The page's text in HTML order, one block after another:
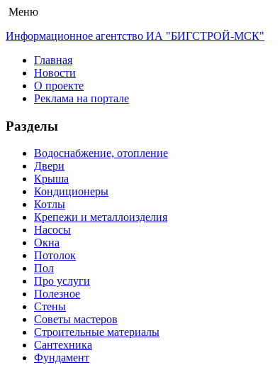
Меню
Информационное агентство ИА "БИГСТРОЙ-МСК"
Главная
Новости
О проекте
Реклама на портале
Разделы
Водоснабжение, отопление
Двери
Крыша
Кондиционеры
Котлы
Крепежи и металлоизделия
Насосы
Окна
Потолок
Пол
Про услуги
Полезное
Стены
Советы мастеров
Строительные материалы
Сантехника
Фундамент